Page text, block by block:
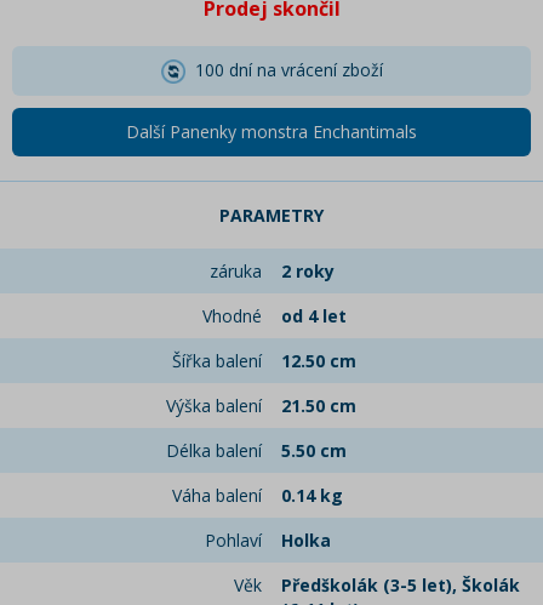
Prodej skončil
100 dní na vrácení zboží
Další Panenky monstra Enchantimals
PARAMETRY
záruka
2 roky
Vhodné
od 4 let
Šířka balení
12.50 cm
Výška balení
21.50 cm
Délka balení
5.50 cm
Váha balení
0.14 kg
Pohlaví
Holka
Věk
Předškolák (3-5 let), Školák